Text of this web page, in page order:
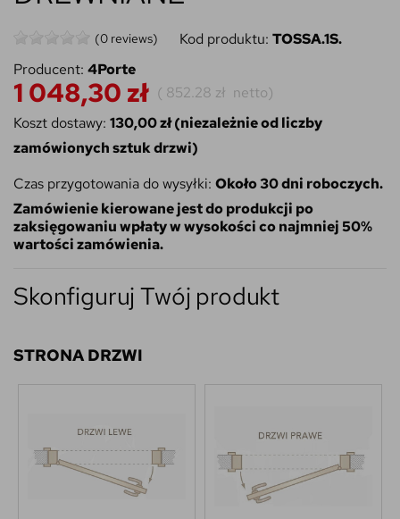
(0 reviews) Kod produktu: TOSSA.1S.
Producent: 4Porte
1 048,30 zł ( 852.28 zł netto)
Koszt dostawy: 130,00 zł (niezależnie od liczby
zamówionych sztuk drzwi)
Czas przygotowania do wysyłki: Około 30 dni roboczych.
Zamówienie kierowane jest do produkcji po
zaksięgowaniu wpłaty w wysokości co najmniej 50%
wartości zamówienia.
Skonfiguruj Twój produkt
STRONA DRZWI